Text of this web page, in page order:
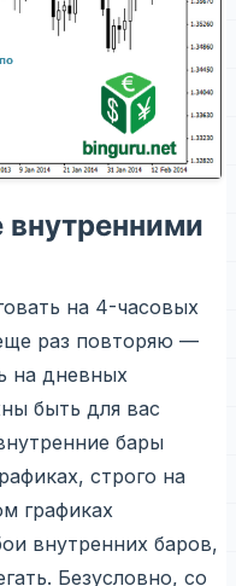
внутренними
на 4-часовых
раз повторяю —
на дневных
быть для вас
бары
строго на
графиках
внутренних баров,
Безусловно, со